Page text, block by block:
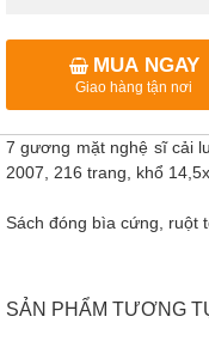
MUA NGAY
Giao hàng tận nơi
7 gương mặt nghệ sĩ cải
2007, 216 trang, khổ
Sách đóng bìa cứng, ruột
SẢN PHẨM TƯƠNG